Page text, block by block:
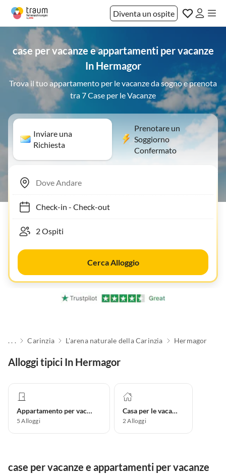
Diventa un ospite
case per vacanze e appartamenti per vacanze
In Hermagor
Trova il tuo appartamento per le vacanze da sogno e prenota
tra 7 Case per le Vacanze
Inviare una
Richiesta
Prenotare un
Soggiorno
Confermato
Check-in- Check-out
Cerca Alloggio
. . . Carinzia L'arena naturale della Carinzia Hermagor
Alloggi tipici In Hermagor
Appartamento per vacanze
5 Alloggi
Casa per le vacanze
2Alloggi
case per vacanze e appartamenti per vacanze